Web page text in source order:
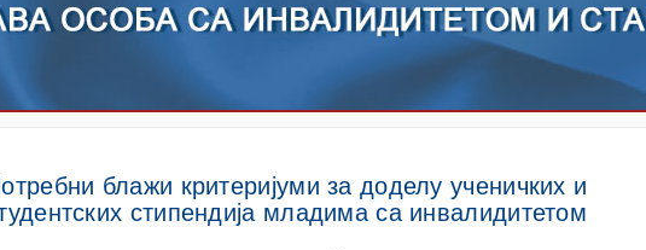
блажи критеријуми за доделу ученичких и
стипендија младима са инвалидитетом